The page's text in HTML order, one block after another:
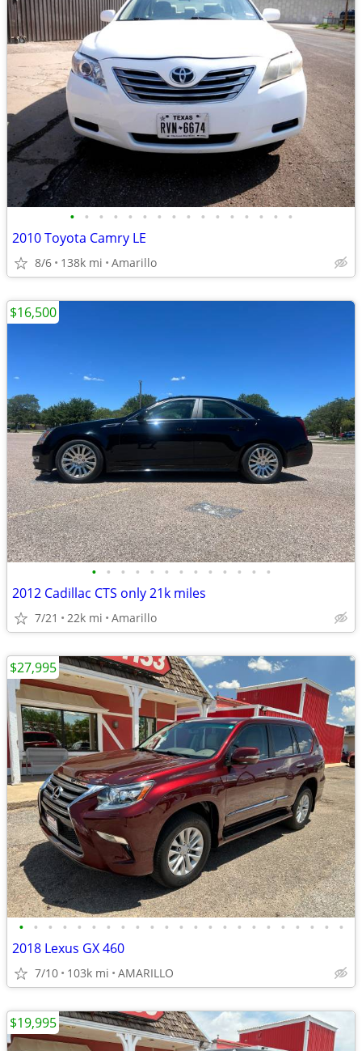
• • • • • • • • • • • • • • • •
2010 Toyota Camry LE
8/6 138k mi Amarillo
• • • • • • • • • • • • •
2012 Cadillac CTS only 21k miles
7/21 22k mi Amarillo
$16,500
• • • • • • • • • • • • • • • • • • • • • • •
2018 Lexus GX 460
7/10 103k mi AMARILLO
$27,995
$19,995